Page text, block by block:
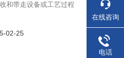
和带走设备或工艺过程
02-25
在线咨询
电话